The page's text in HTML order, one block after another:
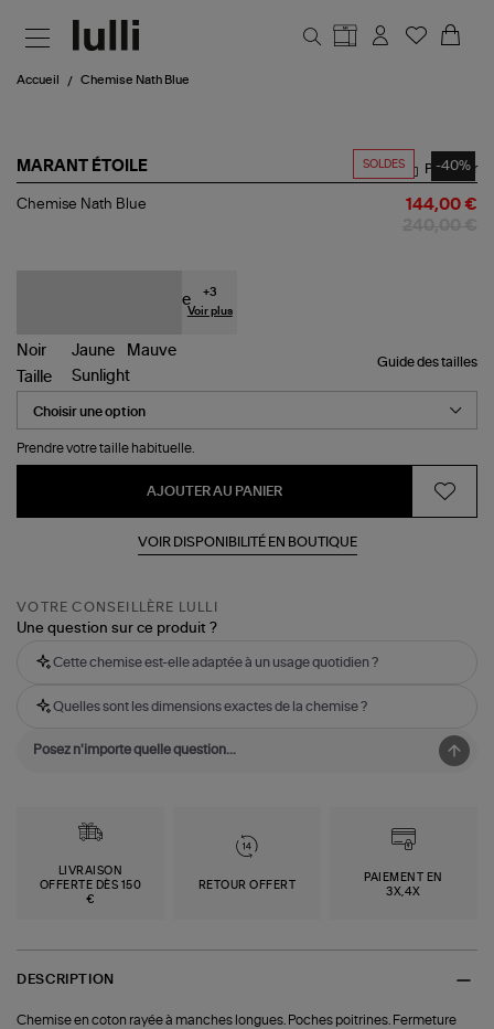
Accueil Chemise Nath Blue
SOLDES -40%
MARANT ÉTOILE
Chemise
Partager
Chemise Nath Blue 144,00 €
+3
Voir plus
Guide des tailles
Taille
Prendre votre taille habituelle.
AJOUTER AU PANIER
VOIR DISPONIBILITÉ EN BOUTIQUE
VOTRE CONSEILLÈRE LULLI
Une question sur ce produit ?
Cette chemise est-elle adaptée à un usage quotidien ?
Quelles sont les dimensions exactes de la chemise ?
LIVRAISON
OFFERTE DÈS 150
€
RETOUR OFFERT
PAIEMENT EN
3X,4X
DESCRIPTION
Chemise en coton rayée à manches longues. Poches poitrines. Fermeture